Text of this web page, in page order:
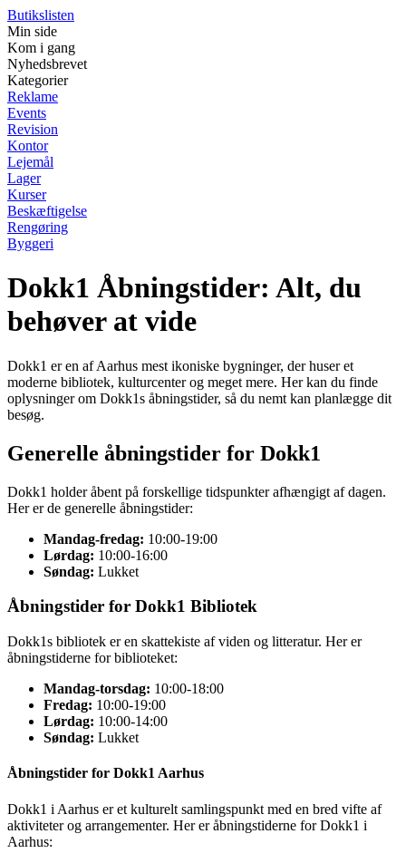
Butikslisten
Min side
Kom i gang
Nyhedsbrevet
Kategorier
Reklame
Events
Revision
Kontor
Lejemål
Lager
Kurser
Beskæftigelse
Rengøring
Byggeri
Dokk1 Åbningstider: Alt, du
behøver at vide
Dokk1 er en af Aarhus mest ikoniske bygninger, der huser et
moderne bibliotek, kulturcenter og meget mere. Her kan du finde
oplysninger om Dokk1s åbningstider, så du nemt kan planlægge dit
besøg.
Generelle åbningstider for Dokk1
Dokk1 holder åbent på forskellige tidspunkter afhængigt af dagen.
Her er de generelle åbningstider:
Mandag-fredag: 10:00-19:00
Lørdag: 10:00-16:00
Søndag: Lukket
Åbningstider for Dokk1 Bibliotek
Dokk1s bibliotek er en skattekiste af viden og litteratur. Her er
åbningstiderne for biblioteket:
Mandag-torsdag: 10:00-18:00
Fredag: 10:00-19:00
Lørdag: 10:00-14:00
Søndag: Lukket
Åbningstider for Dokk1 Aarhus
Dokk1 i Aarhus er et kulturelt samlingspunkt med en bred vifte af
aktiviteter og arrangementer. Her er åbningstiderne for Dokk1 i
Aarhus: